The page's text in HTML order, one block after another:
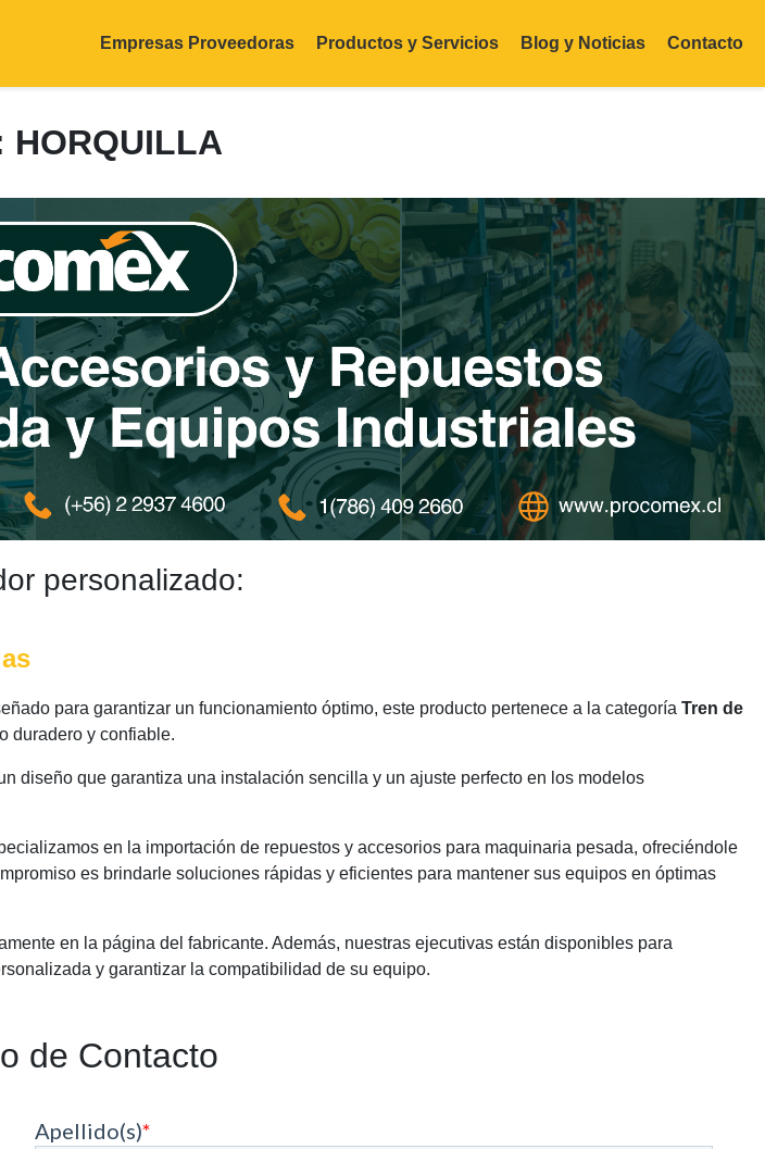
Empresas Proveedoras Productos y Servicios Blog y Noticias Contacto
HORQUILLA
personalizado:
para garantizar un funcionamiento óptimo, este producto pertenece a la categoría Tren de
duradero y confiable.
diseño que garantiza una instalación sencilla y un ajuste perfecto en los modelos
en la importación de repuestos y accesorios para maquinaria pesada, ofreciéndole
es brindarle soluciones rápidas y eficientes para mantener sus equipos en óptimas
en la página del fabricante. Además, nuestras ejecutivas están disponibles para
y garantizar la compatibilidad de su equipo.
de Contacto